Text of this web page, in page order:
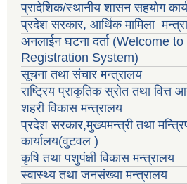
प्रादेशिक/स्थानीय शासन सहयोग
प्रदेश सरकार, आर्थिक मामिला
अनलाईन घटना दर्ता (Welcome
Registration System)
सूचना तथा संचार मन्त्रालय
राष्ट्रिय प्राकृतिक स्रोत तथा वित्त
शहरी विकास मन्त्रालय
प्रदेश सरकार,मुख्यमन्त्री तथा
कार्यालय(वुटवल )
कृषि तथा पशुपंक्षी विकास मन्त्रालय
स्वास्थ्य तथा जनसंख्या मन्त्रालय